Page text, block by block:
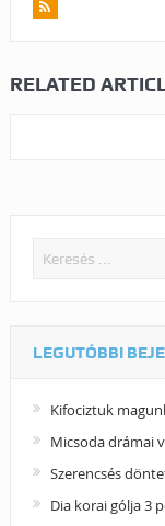
RELATED
LEGUTÓBBI
Kifociztuk
Micsoda drámai
Szerencsés
Dia korai gólja 3